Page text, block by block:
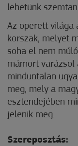
lehetünk
Az operett világa
korszak, melyet
soha el nem
mámort varázsol
minduntalan
meg, mely a
esztendejében
jelenik meg.
Szereposztás: